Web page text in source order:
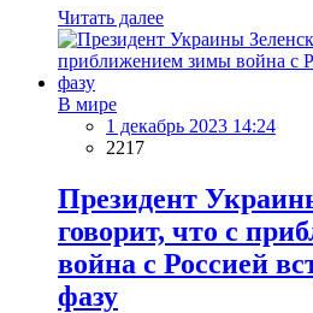
Читать далее
В мире
1 декабрь 2023 14:24
2217
Президент
говорит, что с
война с Россией
фазу